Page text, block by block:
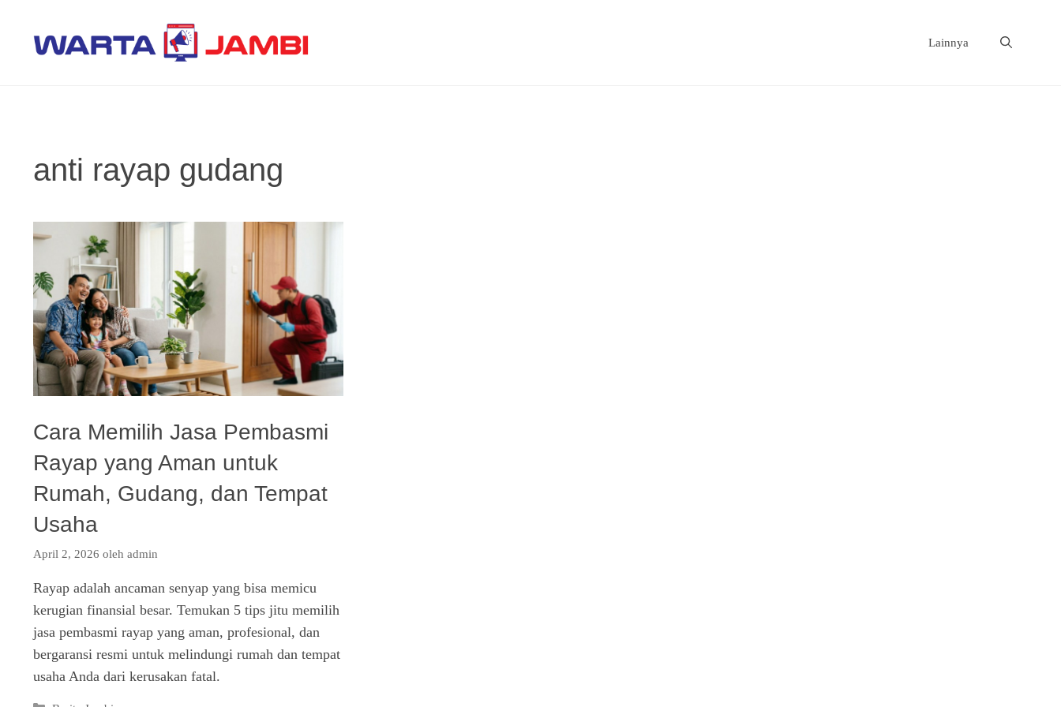
Lainnya
anti rayap gudang
Cara Memilih Jasa Pembasmi
Rayap yang Aman untuk
Rumah, Gudang, dan Tempat
Usaha
April 2, 2026 oleh admin
Rayap adalah ancaman senyap yang bisa memicu
kerugian finansial besar. Temukan 5 tips jitu memilih
jasa pembasmi rayap yang aman, profesional, dan
bergaransi resmi untuk melindungi rumah dan tempat
usaha Anda dari kerusakan fatal.